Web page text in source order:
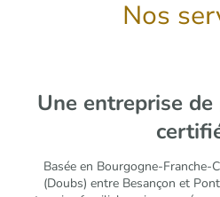
Nos
Une entreprise de
Basée en Bourgogne-Franche-
(Doubs) entre Besançon et